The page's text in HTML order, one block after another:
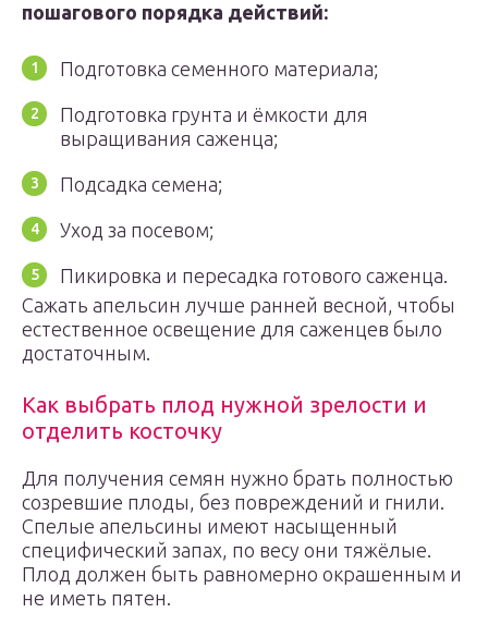
пошагового порядка действий:
Подготовка семенного материала;
Подготовка грунта и ёмкости для
выращивания саженца;
Подсадка семена;
Уход за посевом;
Пикировка и пересадка готового саженца.
Сажать апельсин лучше ранней весной, чтобы
естественное освещение для саженцев было
достаточным.
Как выбрать плод нужной зрелости и
отделить косточку
Для получения семян нужно брать полностью
созревшие плоды, без повреждений и гнили.
Спелые апельсины имеют насыщенный
специфический запах, по весу они тяжёлые.
Плод должен быть равномерно окрашенным и
не иметь пятен.